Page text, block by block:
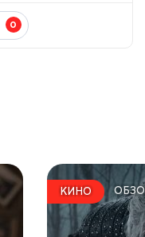
0
КИНО